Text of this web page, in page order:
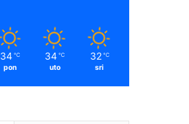
34 ℃
pon
34 ℃
uto
32 ℃
sri